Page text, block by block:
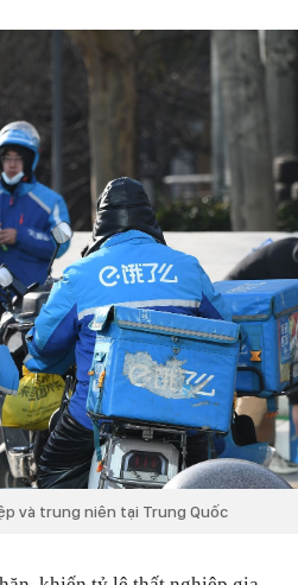
và trung niên tại Trung Quốc